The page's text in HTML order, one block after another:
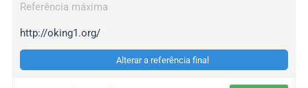
Referência máxima
http://oking1.org/
Alterar a referência final